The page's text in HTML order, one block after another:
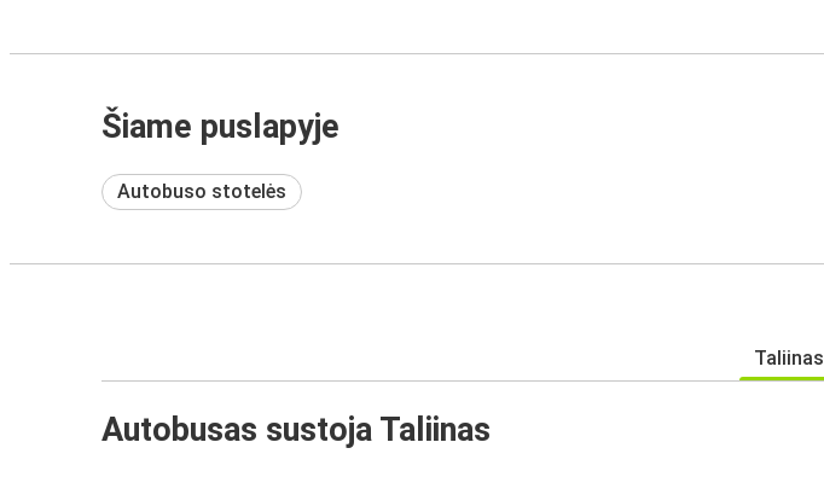
Šiame puslapyje
Autobuso stotelės
Taliinas
Autobusas sustoja Taliinas